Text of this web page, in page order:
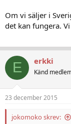
Om vi säljer i
det kan fungera.
E erkki
Känd
23 december 2015
jokomoko skrev: